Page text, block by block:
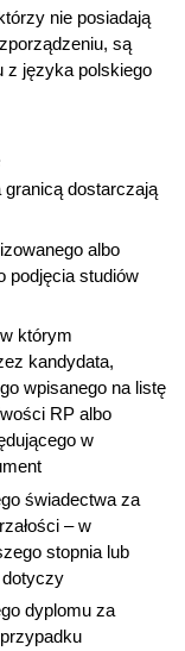
nie posiadają
są
z języka polskiego
dostarczają
albo
podjęcia studiów
którym
kandydata,
wpisanego na listę
RP albo
w
świadectwa za
– w
stopnia lub
dotyczy
dyplomu za